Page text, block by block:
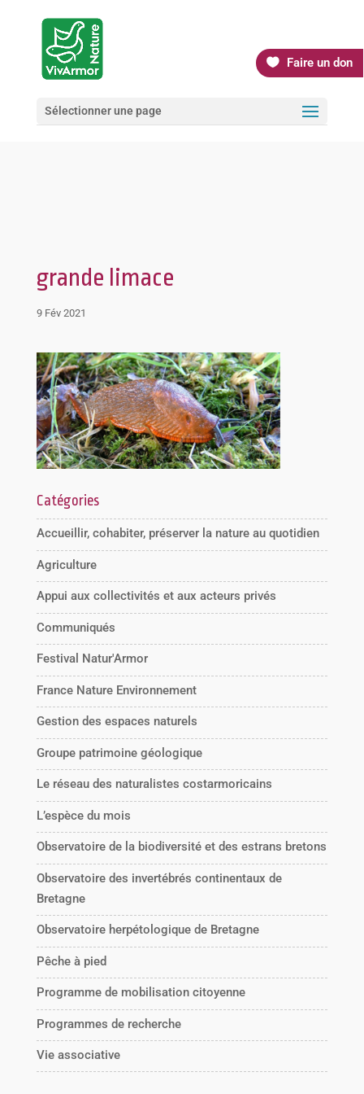
Faire un don
Sélectionner une page
grande limace
9 Fév 2021
Catégories
Accueillir, cohabiter, préserver la nature au quotidien
Agriculture
Appui aux collectivités et aux acteurs privés
Communiqués
Festival Natur'Armor
France Nature Environnement
Gestion des espaces naturels
Groupe patrimoine géologique
Le réseau des naturalistes costarmoricains
L’espèce du mois
Observatoire de la biodiversité et des estrans bretons
Observatoire des invertébrés continentaux de
Bretagne
Observatoire herpétologique de Bretagne
Pêche à pied
Programme de mobilisation citoyenne
Programmes de recherche
Vie associative